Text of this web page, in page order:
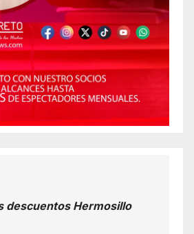
descuentos Hermosillo